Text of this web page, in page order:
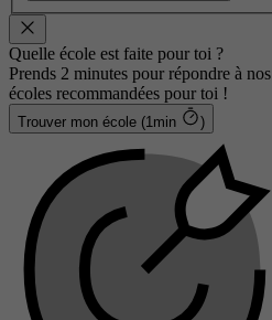
Quelle école est faite pour toi ?
Prends 2 minutes pour répondre à
écoles recommandées pour toi !
Trouver mon école (1min )